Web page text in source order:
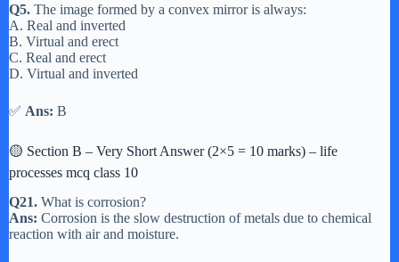
Q5. The image formed by a convex mirror is always:
A. Real and inverted
B. Virtual and erect
C. Real and erect
D. Virtual and inverted
✅ Ans: B
🟡 Section B – Very Short Answer (2×5 = 10 marks) – life
processes mcq class 10
Q21. What is corrosion?
Ans: Corrosion is the slow destruction of metals due to chemical
reaction with air and moisture.